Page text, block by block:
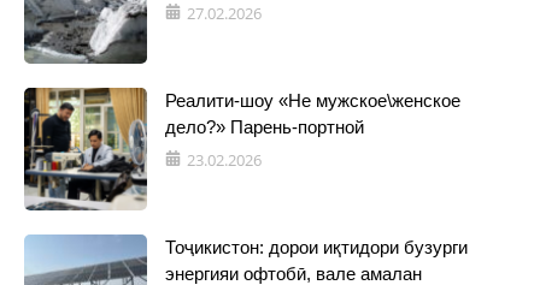
27.02.2026
Реалити-шоу «Не мужское\женское
дело?» Парень-портной
23.02.2026
Тоҷикистон: дорои иқтидори бузурги
энергияи офтобӣ, вале амалан